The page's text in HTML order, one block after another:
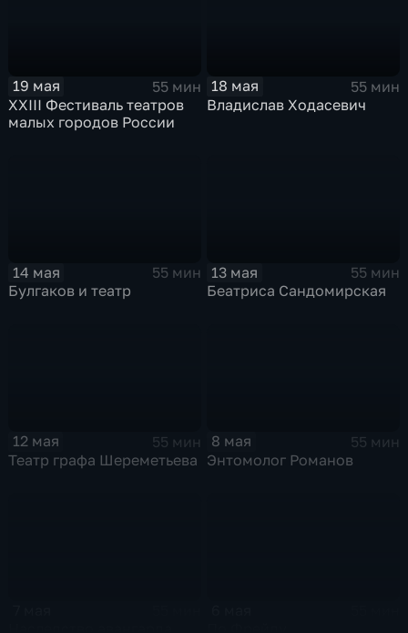
19 мая
55 мин
XXIII Фестиваль театров
малых городов России
18 мая
55 мин
Владислав Ходасевич
14 мая
55 мин
Булгаков и театр
13 мая
55 мин
Беатриса Сандомирская
12 мая
55 мин
Театр графа Шереметьева
8 мая
55 мин
Энтомолог Романов